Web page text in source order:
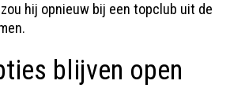
zou hij opnieuw bij een topclub uit de
blijven open